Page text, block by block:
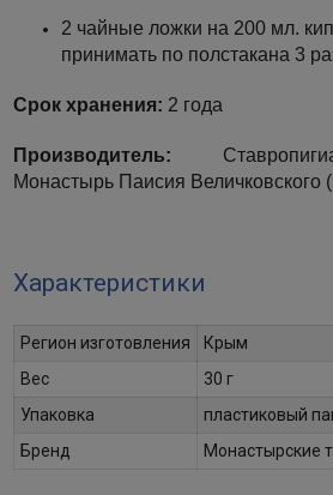
2 чайные ложки на 200 мл.
принимать по полстакана 3
Срок хранения: 2 года
Производитель:
Монастырь Паисия Величковского
Характеристики
Регион изготовления
Крым
Вес
30 г
Упаковка
пластиковый
Бренд
Монастырские